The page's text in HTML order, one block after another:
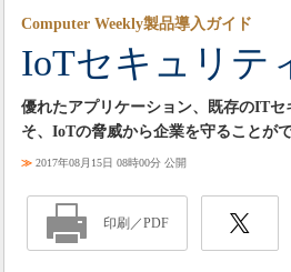
スマートモバイル
ネットワーク
システム運用管理
CX
情報系システ
IoTセキュリテ
Computer Weekly製品導入ガイド
優れたアプリケーション、既存のIT
そ、IoTの脅威から企業を守ることがで
≫ 2017年08月15日 08時00分 公開
印刷／PDF